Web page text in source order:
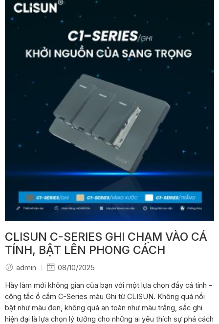
CLISUN C-SERIES GHI CHẠM VÀO CÁ
TÍNH, BẬT LÊN PHONG CÁCH
admin 08/10/2025
Hãy làm mới không gian của bạn với một lựa chọn đầy cá tính –
công tắc ổ cắm C-Series màu Ghi từ CLISUN. Không quá nổi
bật như màu đen, không quá an toàn như màu trắng, sắc ghi
hiện đại là lựa chọn lý tưởng cho những ai yêu thích sự phá cách